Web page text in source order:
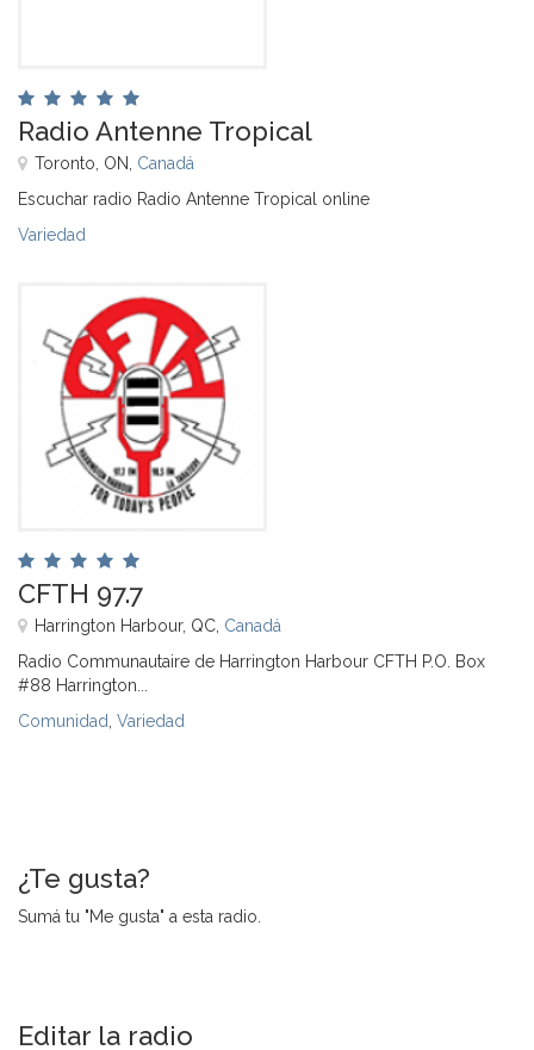
Radio Antenne Tropical
Toronto, ON, Canadá
Escuchar radio Radio Antenne Tropical online
Variedad
CFTH 97.7
Harrington Harbour, QC, Canadá
Radio Communautaire de Harrington Harbour CFTH P.O. Box
#88 Harrington...
Comunidad Variedad
¿Te gusta?
Sumá tu "Me gusta" a esta radio.
Editar la radio